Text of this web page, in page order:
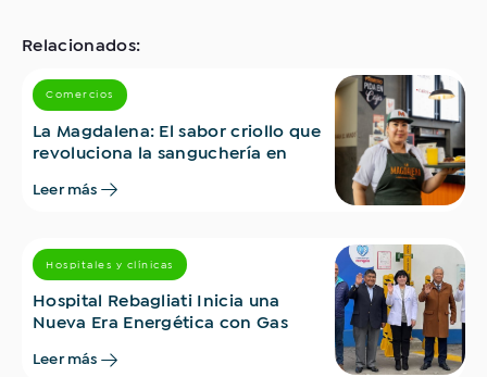
Relacionados:
Comercios
La Magdalena: El sabor criollo que
revoluciona la sanguchería en
Leer más
Hospitales y clínicas
Hospital Rebagliati Inicia una
Nueva Era Energética con Gas
Leer más